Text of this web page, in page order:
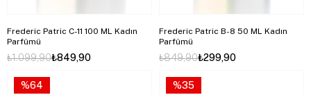
Frederic Patric C-11 100 ML Kadın
Parfümü
₺849,90
₺1.099,90
Frederic Patric B-8 50 ML Kadın
Parfümü
₺299,90
₺849,90
%64 %35